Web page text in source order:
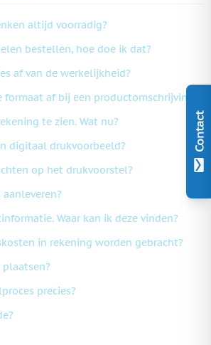
Contact
altijd voorradig?
bestellen, hoe doe ik dat?
af van de werkelijkheid?
af bij een productomschrijving?
te zien. Wat nu?
digitaal drukvoorbeeld?
op het drukvoorstel?
Waar kan ik deze vinden?
in rekening worden gebracht?
plaatsen?
precies?